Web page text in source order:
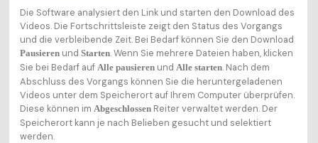
Die Software analysiert den Link und starten den Download des
Videos. Die Fortschrittsleiste zeigt den Status des Vorgangs
und die verbleibende Zeit. Bei Bedarf können Sie den Download
Pausierenund Starten. Wenn Sie mehrere Dateien haben, klicken
Sie bei Bedarf auf Alle pausierenund Alle starten. Nach dem
Abschluss des Vorgangs können Sie die heruntergeladenen
Videos unter dem Speicherort auf Ihrem Computer überprüfen.
Diese können im AbgeschlossenReiter verwaltet werden. Der
Speicherort kann je nach Belieben gesucht und selektiert
werden.